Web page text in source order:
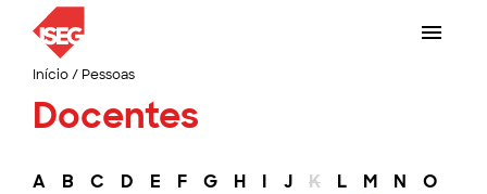
Início/ Pessoas
Docentes
A B C D E F G H I J K L M N O